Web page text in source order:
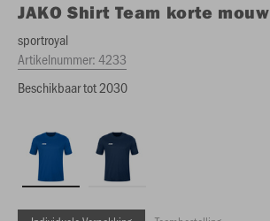
JAKO Shirt Team korte mouw
sportroyal
Artikelnummer:4233
Beschikbaar tot 2030